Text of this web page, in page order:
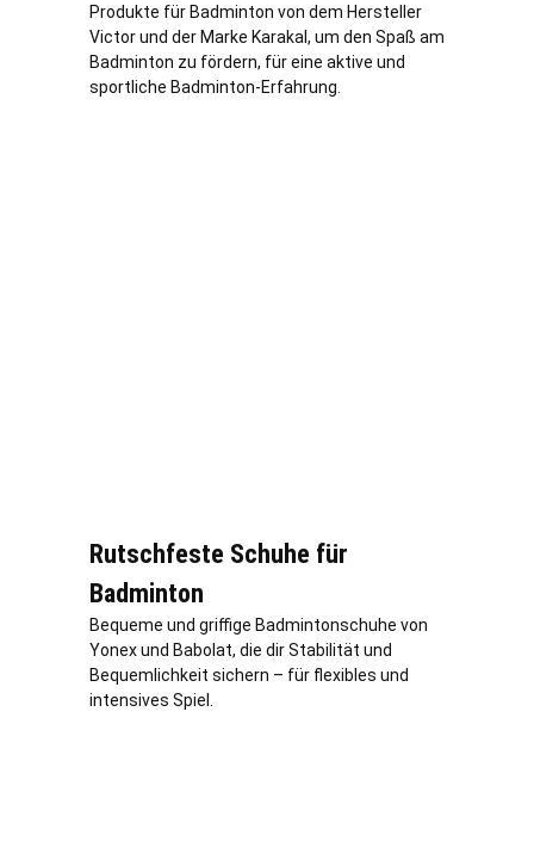
Produkte für Badminton von dem Hersteller
Victor und der Marke Karakal, um den Spaß am
Badminton zu fördern, für eine aktive und
sportliche Badminton-Erfahrung.
Rutschfeste Schuhe für
Badminton
Bequeme und griffige Badmintonschuhe von
Yonex und Babolat, die dir Stabilität und
Bequemlichkeit sichern – für flexibles und
intensives Spiel.